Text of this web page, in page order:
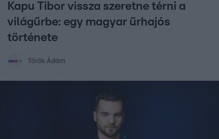
Kapu Tibor vissza szeretne térni a
világűrbe: egy magyar űrhajós
története
Török Ádám